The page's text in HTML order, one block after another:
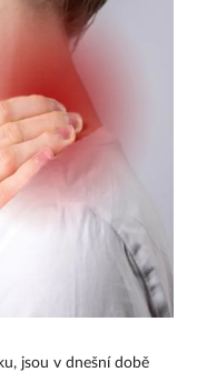
jsou v dnešní době